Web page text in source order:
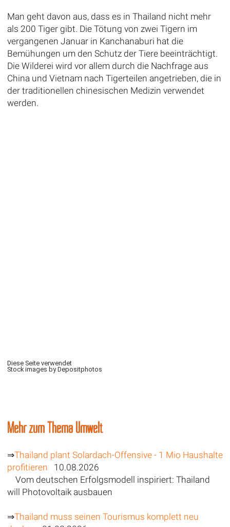
Man geht davon aus, dass es in Thailand nicht mehr
als 200 Tiger gibt. Die Tötung von zwei Tigern im
vergangenen Januar in Kanchanaburi hat die
Bemühungen um den Schutz der Tiere beeinträchtigt.
Die Wilderei wird vor allem durch die Nachfrage aus
China und Vietnam nach Tigerteilen angetrieben, die in
der traditionellen chinesischen Medizin verwendet
werden.
Diese Seite verwendet
Stock images by Depositphotos
Mehr zum Thema Umwelt
⇒Thailand plant Solardach-Offensive - 1 Mio Haushalte
profitieren 10.08.2026
Vom deutschen Erfolgsmodell inspiriert: Thailand
will Photovoltaik ausbauen
⇒Thailand muss seinen Tourismus komplett neu